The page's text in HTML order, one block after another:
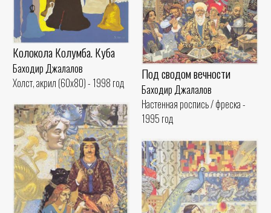
Колокола Колумба. Куба
Баходир Джалалов
Холст, акрил (60x80) - 1998 год
Под сводом вечности
Баходир Джалалов
Настенная роспись / фреска -
1995 год